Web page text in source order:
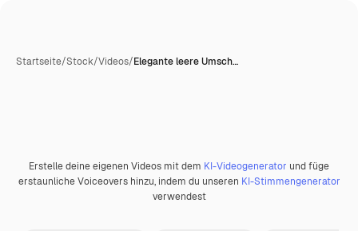
Startseite/Stock/Videos/Elegante leere Umsch…
PremiumKI-generiert
Erstelle deine eigenen Videos mit dem KI-Videogenerator und füge
erstaunliche Voiceovers hinzu, indem du unseren KI-Stimmengenerator
verwendest